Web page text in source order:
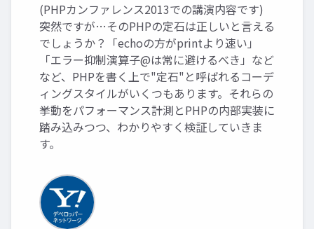
(PHPカンファレンス2013での講演内容です)
突然ですが…そのPHPの定石は正しいと言える
でしょうか？「echoの方がprintより速い」
「エラー抑制演算子@は常に避けるべき」など
など、PHPを書く上で"定石"と呼ばれるコーデ
ィングスタイルがいくつもあります。それらの
挙動をパフォーマンス計測とPHPの内部実装に
踏み込みつつ、わかりやすく検証していきま
す。